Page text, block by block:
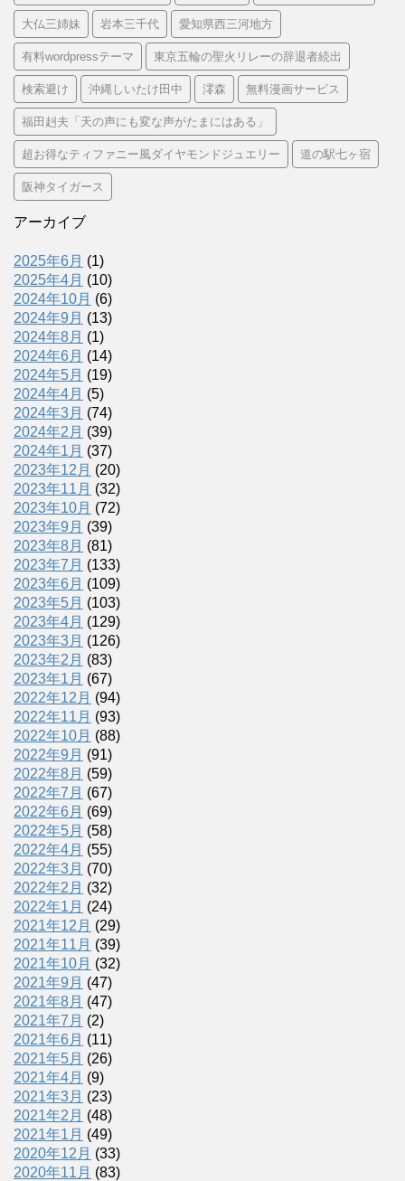
大仏三姉妹 岩本三千代 愛知県西三河地方
有料wordpressテーマ 東京五輪の聖火リレーの辞退者続出
検索避け 沖縄しいたけ田中 澪森 無料漫画サービス
福田赳夫「天の声にも変な声がたまにはある」
超お得なティファニー風ダイヤモンドジュエリー 道の駅七ヶ宿
阪神タイガース
アーカイブ
2025年6月 (1)
2025年4月 (10)
2024年10月 (6)
2024年9月 (13)
2024年8月 (1)
2024年6月 (14)
2024年5月 (19)
2024年4月 (5)
2024年3月 (74)
2024年2月 (39)
2024年1月 (37)
2023年12月 (20)
2023年11月 (32)
2023年10月 (72)
2023年9月 (39)
2023年8月 (81)
2023年7月 (133)
2023年6月 (109)
2023年5月 (103)
2023年4月 (129)
2023年3月 (126)
2023年2月 (83)
2023年1月 (67)
2022年12月 (94)
2022年11月 (93)
2022年10月 (88)
2022年9月 (91)
2022年8月 (59)
2022年7月 (67)
2022年6月 (69)
2022年5月 (58)
2022年4月 (55)
2022年3月 (70)
2022年2月 (32)
2022年1月 (24)
2021年12月 (29)
2021年11月 (39)
2021年10月 (32)
2021年9月 (47)
2021年8月 (47)
2021年7月 (2)
2021年6月 (11)
2021年5月 (26)
2021年4月 (9)
2021年3月 (23)
2021年2月 (48)
2021年1月 (49)
2020年12月 (33)
2020年11月 (83)